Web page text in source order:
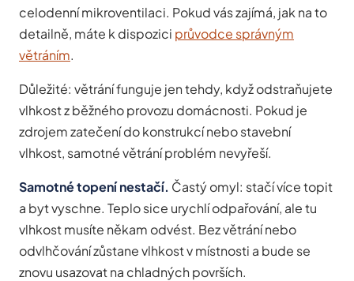
celodenní mikroventilaci. Pokud vás zajímá, jak na to
detailně, máte k dispozici průvodce správným
větráním.
Důležité: větrání funguje jen tehdy, když odstraňujete
vlhkost z běžného provozu domácnosti. Pokud je
zdrojem zatečení do konstrukcí nebo stavební
vlhkost, samotné větrání problém nevyřeší.
Samotné topení nestačí. Častý omyl: stačí více topit
a byt vyschne. Teplo sice urychlí odpařování, ale tu
vlhkost musíte někam odvést. Bez větrání nebo
odvlhčování zůstane vlhkost v místnosti a bude se
znovu usazovat na chladných površích.